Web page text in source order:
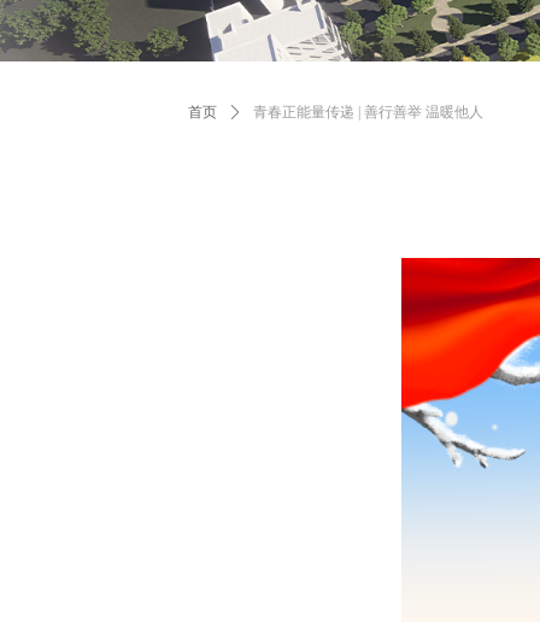
首页 ꄲ 青春正能量传递 | 善行善举 温暖他人